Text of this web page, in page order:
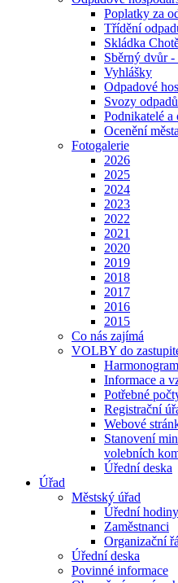
Poplatky za
Třídění
Skládka
Sběrný dvůr
Vyhlášky
Odpadové
Svozy odpadů
Podnikatelé a
Ocenění
Fotogalerie
2026
2025
2024
2023
2022
2021
2020
2019
2018
2017
2016
2015
Co nás zajímá
VOLBY do
Informace a
Potřebné
Registrační
Webové
Stanovení
volebních
Úřední deska
Úřad
Městský úřad
Úřední hodiny
Zaměstnanci
Organizační
Úřední deska
Povinné informace